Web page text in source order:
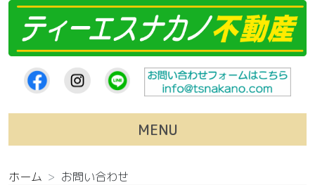
MENU
ホーム お問い合わせ